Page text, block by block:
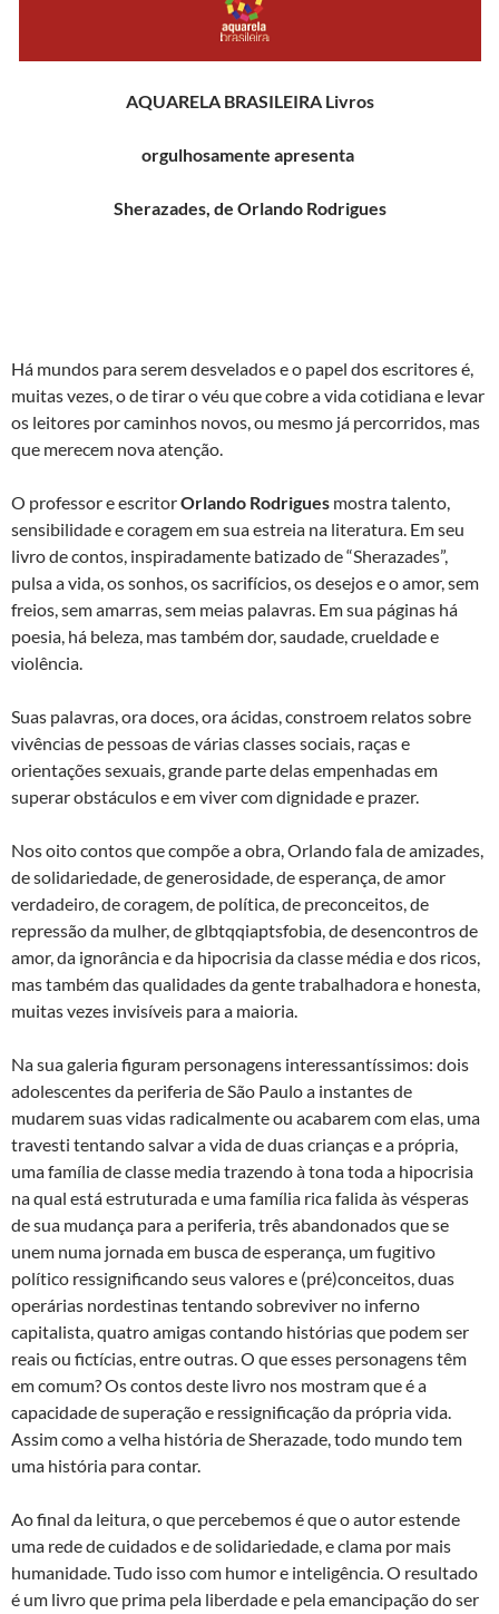
AQUARELA BRASILEIRA Livros
orgulhosamente apresenta
Sherazades, de Orlando Rodrigues
Há mundos para serem desvelados e o papel dos escritores é,
muitas vezes, o de tirar o véu que cobre a vida cotidiana e levar
os leitores por caminhos novos, ou mesmo já percorridos, mas
que merecem nova atenção.
O professor e escritorOrlando Rodrigues mostra talento,
sensibilidade e coragem em sua estreia na literatura. Em seu
livro de contos, inspiradamente batizado de “Sherazades”,
pulsa a vida, os sonhos, os sacrifícios, os desejos e o amor, sem
freios, sem amarras, sem meias palavras. Em sua páginas há
poesia, há beleza, mas também dor, saudade, crueldade e
violência.
Suas palavras, ora doces, ora ácidas, constroem relatos sobre
vivências de pessoas de várias classes sociais, raças e
orientações sexuais, grande parte delas empenhadas em
superar obstáculos e em viver com dignidade e prazer.
Nos oito contos que compõe a obra, Orlando fala de amizades,
de solidariedade, de generosidade, de esperança, de amor
verdadeiro, de coragem, de política, de preconceitos, de
repressão da mulher, de glbtqqiaptsfobia, de desencontros de
amor, da ignorância e da hipocrisia da classe média e dos ricos,
mas também das qualidades da gente trabalhadora e honesta,
muitas vezes invisíveis para a maioria.
Na sua galeria figuram personagens interessantíssimos: dois
adolescentes da periferia de São Paulo a instantes de
mudarem suas vidas radicalmente ou acabarem com elas, uma
travesti tentando salvar a vida de duas crianças e a própria,
uma família de classe media trazendo à tona toda a hipocrisia
na qual está estruturada e uma família rica falida às vésperas
de sua mudança para a periferia, três abandonados que se
unem numa jornada em busca de esperança, um fugitivo
político ressignificando seus valores e (pré)conceitos, duas
operárias nordestinas tentando sobreviver no inferno
capitalista, quatro amigas contando histórias que podem ser
reais ou fictícias, entre outras. O que esses personagens têm
em comum? Os contos deste livro nos mostram que é a
capacidade de superação e ressignificação da própria vida.
Assim como a velha história de Sherazade, todo mundo tem
uma história para contar.
Ao final da leitura, o que percebemos é que o autor estende
uma rede de cuidados e de solidariedade, e clama por mais
humanidade. Tudo isso com humor e inteligência. O resultado
é um livro que prima pela liberdade e pela emancipação do ser